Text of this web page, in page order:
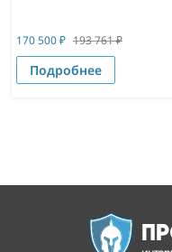
170 500₽ 193 761₽
Подробнее